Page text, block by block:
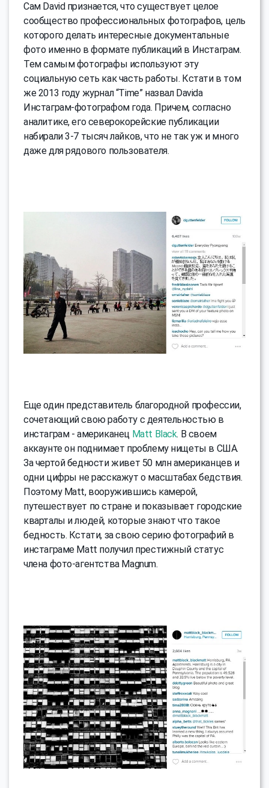
Сам David признается, что существует целое
сообщество профессиональных фотографов, цель
которого делать интересные документальные
фото именно в формате публикаций в Инстаграм.
Тем самым фотографы используют эту
социальную сеть как часть работы. Кстати в том
же 2013 году журнал “Time” назвал Davida
Инстаграм-фотографом года. Причем, согласно
аналитике, его северокорейские публикации
набирали 3-7 тысяч лайков, что не так уж и много
даже для рядового пользователя.
Еще один представитель благородной профессии,
сочетающий свою работу с деятельностью в
инстаграм - американец Matt Black. В своем
аккаунте он поднимает проблему нищеты в США.
За чертой бедности живет 50 млн американцев и
одни цифры не расскажут о масштабах бедствия.
Поэтому Matt, вооружившись камерой,
путешествует по стране и показывает городские
кварталы и людей, которые знают что такое
бедность. Кстати, за свою серию фотографий в
инстаграме Matt получил престижный статус
члена фото-агентства Magnum.